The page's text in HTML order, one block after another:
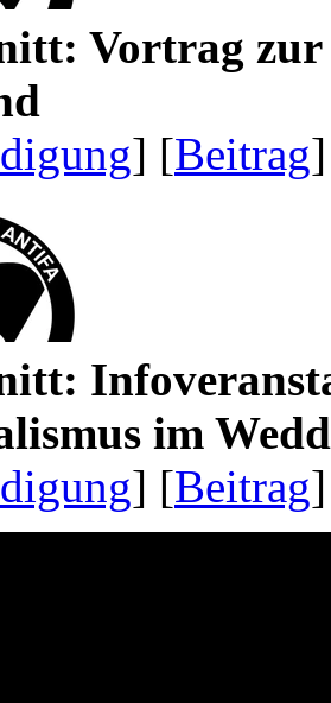
Vortrag zur
] [Beitrag
im
] [Beitrag